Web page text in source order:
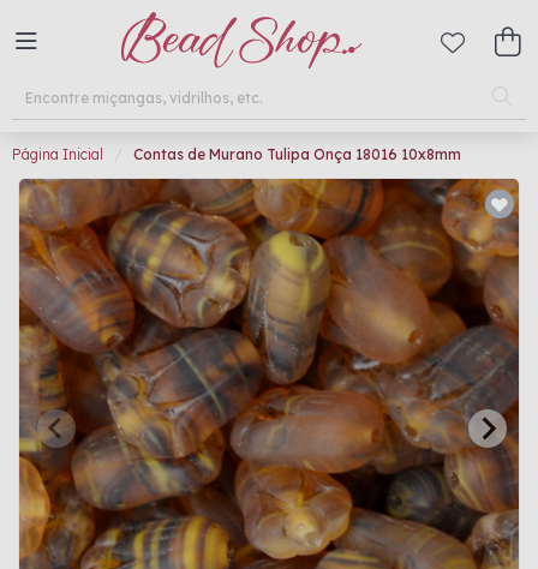
Página Inicial Contas de Murano Tulipa Onça 18016 10x8mm